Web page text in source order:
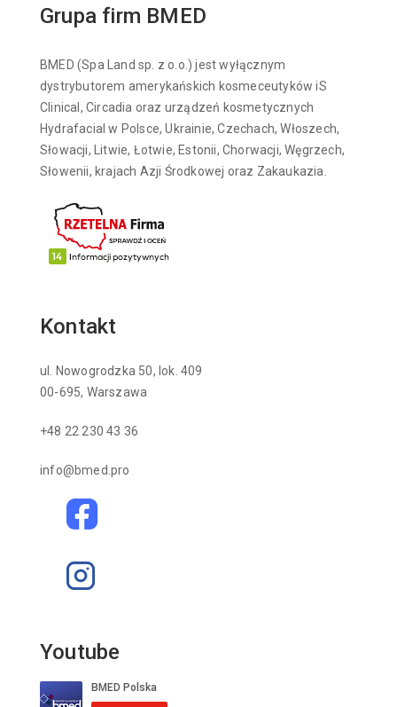
Grupa firm BMED
BMED (Spa Land sp. z o.o.) jest wyłącznym
dystrybutorem amerykańskich kosmeceutyków iS
Clinical, Circadia oraz urządzeń kosmetycznych
Hydrafacial w Polsce, Ukrainie, Czechach, Włoszech,
Słowacji, Litwie, Łotwie, Estonii, Chorwacji, Węgrzech,
Słowenii, krajach Azji Środkowej oraz Zakaukazia.
Kontakt
ul. Nowogrodzka 50, lok. 409
00-695, Warszawa
+48 22 230 43 36
info@bmed.pro
Youtube